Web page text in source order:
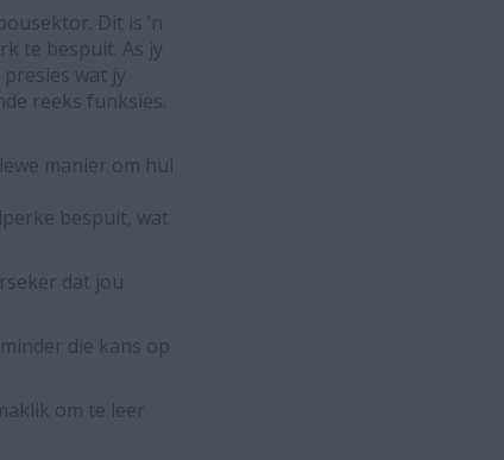
Dit is ’n
te bespuit. As jy
wat jy
reeks funksies.
manier om hul
bespuit, wat
dat jou
die kans op
om te leer